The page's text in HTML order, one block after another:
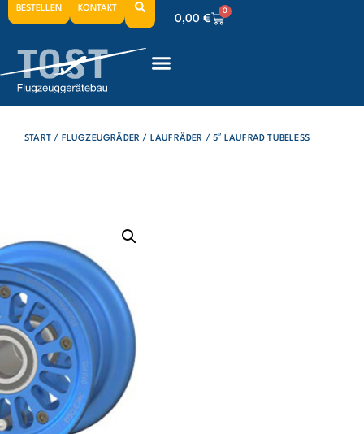
BESTELLEN KONTAKT
0,00 €
0
0,00€ 0
0,00€ 0
START / FLUGZEUGRÄDER / LAUFRÄDER / 5″ LAUFRAD TUBELESS